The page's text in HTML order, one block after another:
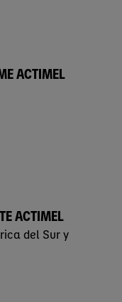
ACTIMEL
ACTIMEL
del Sur y